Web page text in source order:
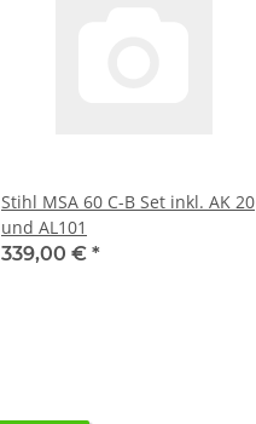
Stihl MSA 60 C-B Set inkl. AK 20
und AL101
339,00 € *